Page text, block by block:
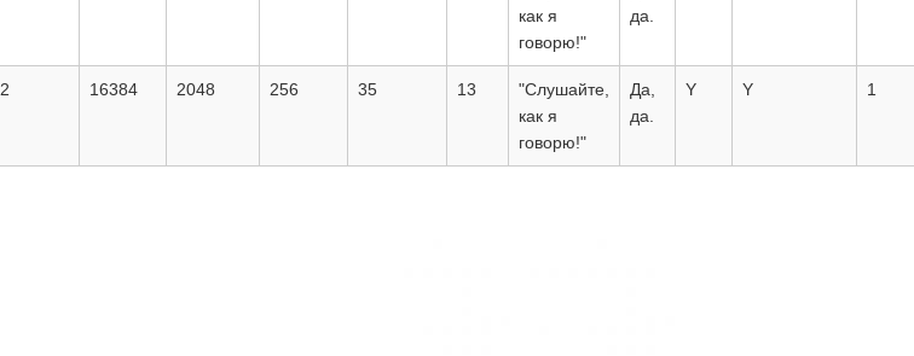
как я
говорю!"
да.
16384 2048 256 35 13
"Слушайте,
как я
говорю!"
Да,
да.
Y Y 1